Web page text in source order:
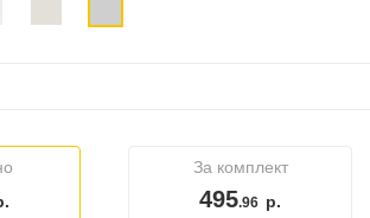
За комплект
495.96 р.